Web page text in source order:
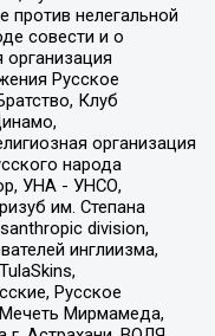
нелегальной
совести и о
Русское
Клуб
организация
народа
УНА - УНСО,
им. Степана
division,
инглиизма,
Русское
Мирмамеда,